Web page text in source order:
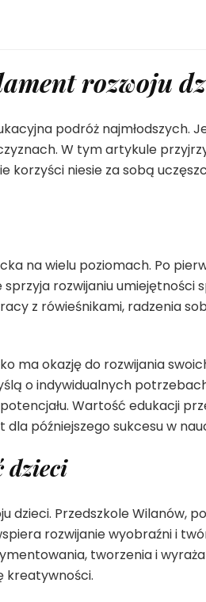
rozwoju
podróż najmłodszych.
W tym artykule
korzyści niesie za sobą
na wielu poziomach. Po
rozwijaniu umiejętności
z rówieśnikami, radzenia
ma okazję do rozwijania
o indywidualnych
Wartość edukacji
późniejszego sukcesu w
dzieci
dzieci. Przedszkole Wilanów,
rozwijanie wyobraźni i
tworzenia i
kreatywności.